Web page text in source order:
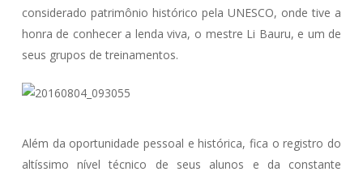
considerado patrimônio histórico pela UNESCO, onde tive a
honra de conhecer a lenda viva, o mestre Li Bauru, e um de
seus grupos de treinamentos.
Além da oportunidade pessoal e histórica, fica o registro do
altíssimo nível técnico de seus alunos e da constante